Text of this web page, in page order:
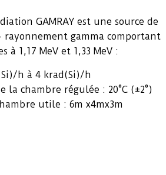
GAMRAY est une source de
rayonnement gamma comportant
à 1,17 MeV et 1,33 MeV :
h à 4 krad(Si)/h
la chambre régulée : 20°C (±2°)
utile : 6m x4mx3m